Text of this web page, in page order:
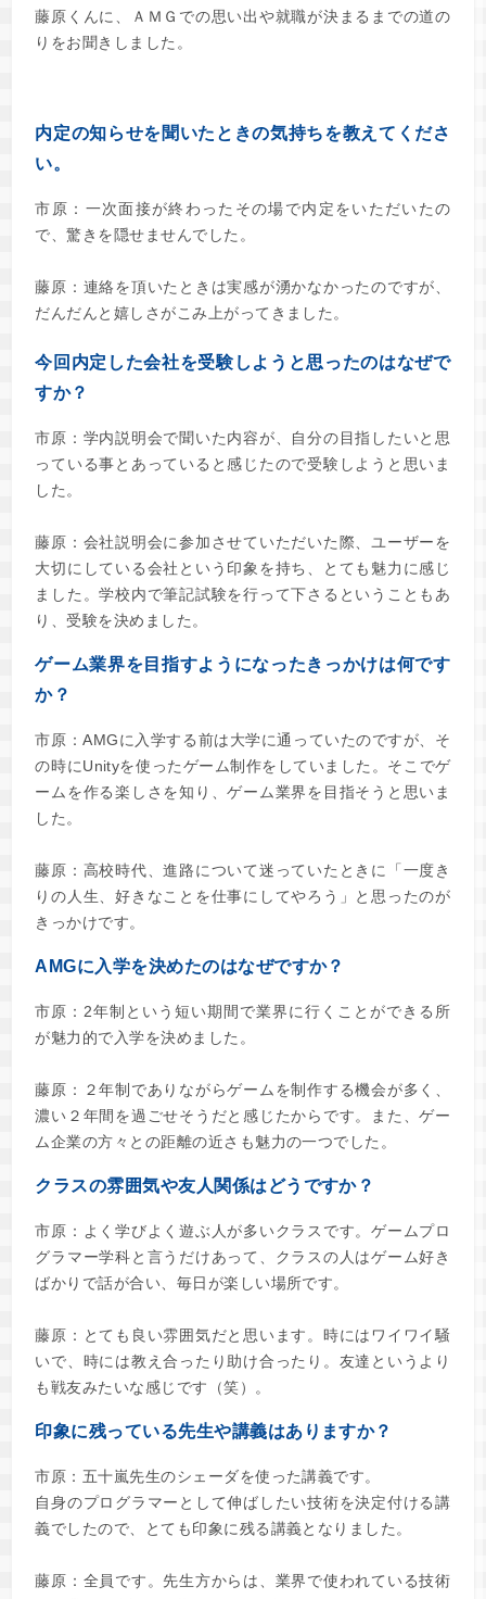
藤原くんに、ＡＭＧでの思い出や就職が決まるまでの道の
りをお聞きしました。
内定の知らせを聞いたときの気持ちを教えてくださ
い。
市原：一次面接が終わったその場で内定をいただいたの
で、驚きを隠せませんでした。
藤原：連絡を頂いたときは実感が湧かなかったのですが、
だんだんと嬉しさがこみ上がってきました。
今回内定した会社を受験しようと思ったのはなぜで
すか？
市原：学内説明会で聞いた内容が、自分の目指したいと思
っている事とあっていると感じたので受験しようと思いま
した。
藤原：会社説明会に参加させていただいた際、ユーザーを
大切にしている会社という印象を持ち、とても魅力に感じ
ました。学校内で筆記試験を行って下さるということもあ
り、受験を決めました。
ゲーム業界を目指すようになったきっかけは何です
か？
市原：AMGに入学する前は大学に通っていたのですが、そ
の時にUnityを使ったゲーム制作をしていました。そこでゲ
ームを作る楽しさを知り、ゲーム業界を目指そうと思いま
した。
藤原：高校時代、進路について迷っていたときに「一度き
りの人生、好きなことを仕事にしてやろう」と思ったのが
きっかけです。
AMGに入学を決めたのはなぜですか？
市原：2年制という短い期間で業界に行くことができる所
が魅力的で入学を決めました。
藤原：２年制でありながらゲームを制作する機会が多く、
濃い２年間を過ごせそうだと感じたからです。また、ゲー
ム企業の方々との距離の近さも魅力の一つでした。
クラスの雰囲気や友人関係はどうですか？
市原：よく学びよく遊ぶ人が多いクラスです。ゲームプロ
グラマー学科と言うだけあって、クラスの人はゲーム好き
ばかりで話が合い、毎日が楽しい場所です。
藤原：とても良い雰囲気だと思います。時にはワイワイ騒
いで、時には教え合ったり助け合ったり。友達というより
も戦友みたいな感じです（笑）。
印象に残っている先生や講義はありますか？
市原：五十嵐先生のシェーダを使った講義です。
自身のプログラマーとして伸ばしたい技術を決定付ける講
義でしたので、とても印象に残る講義となりました。
藤原：全員です。先生方からは、業界で使われている技術